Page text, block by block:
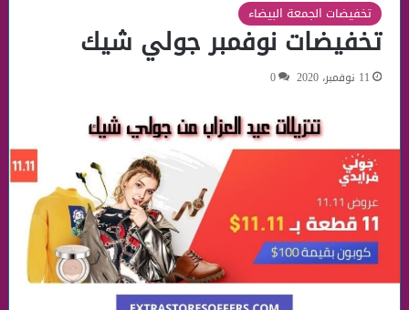
تخفيضات الجمعة البيضاء
تخفيضات نوفمبر جولي شيك
11 نوفمبر، 2020 0